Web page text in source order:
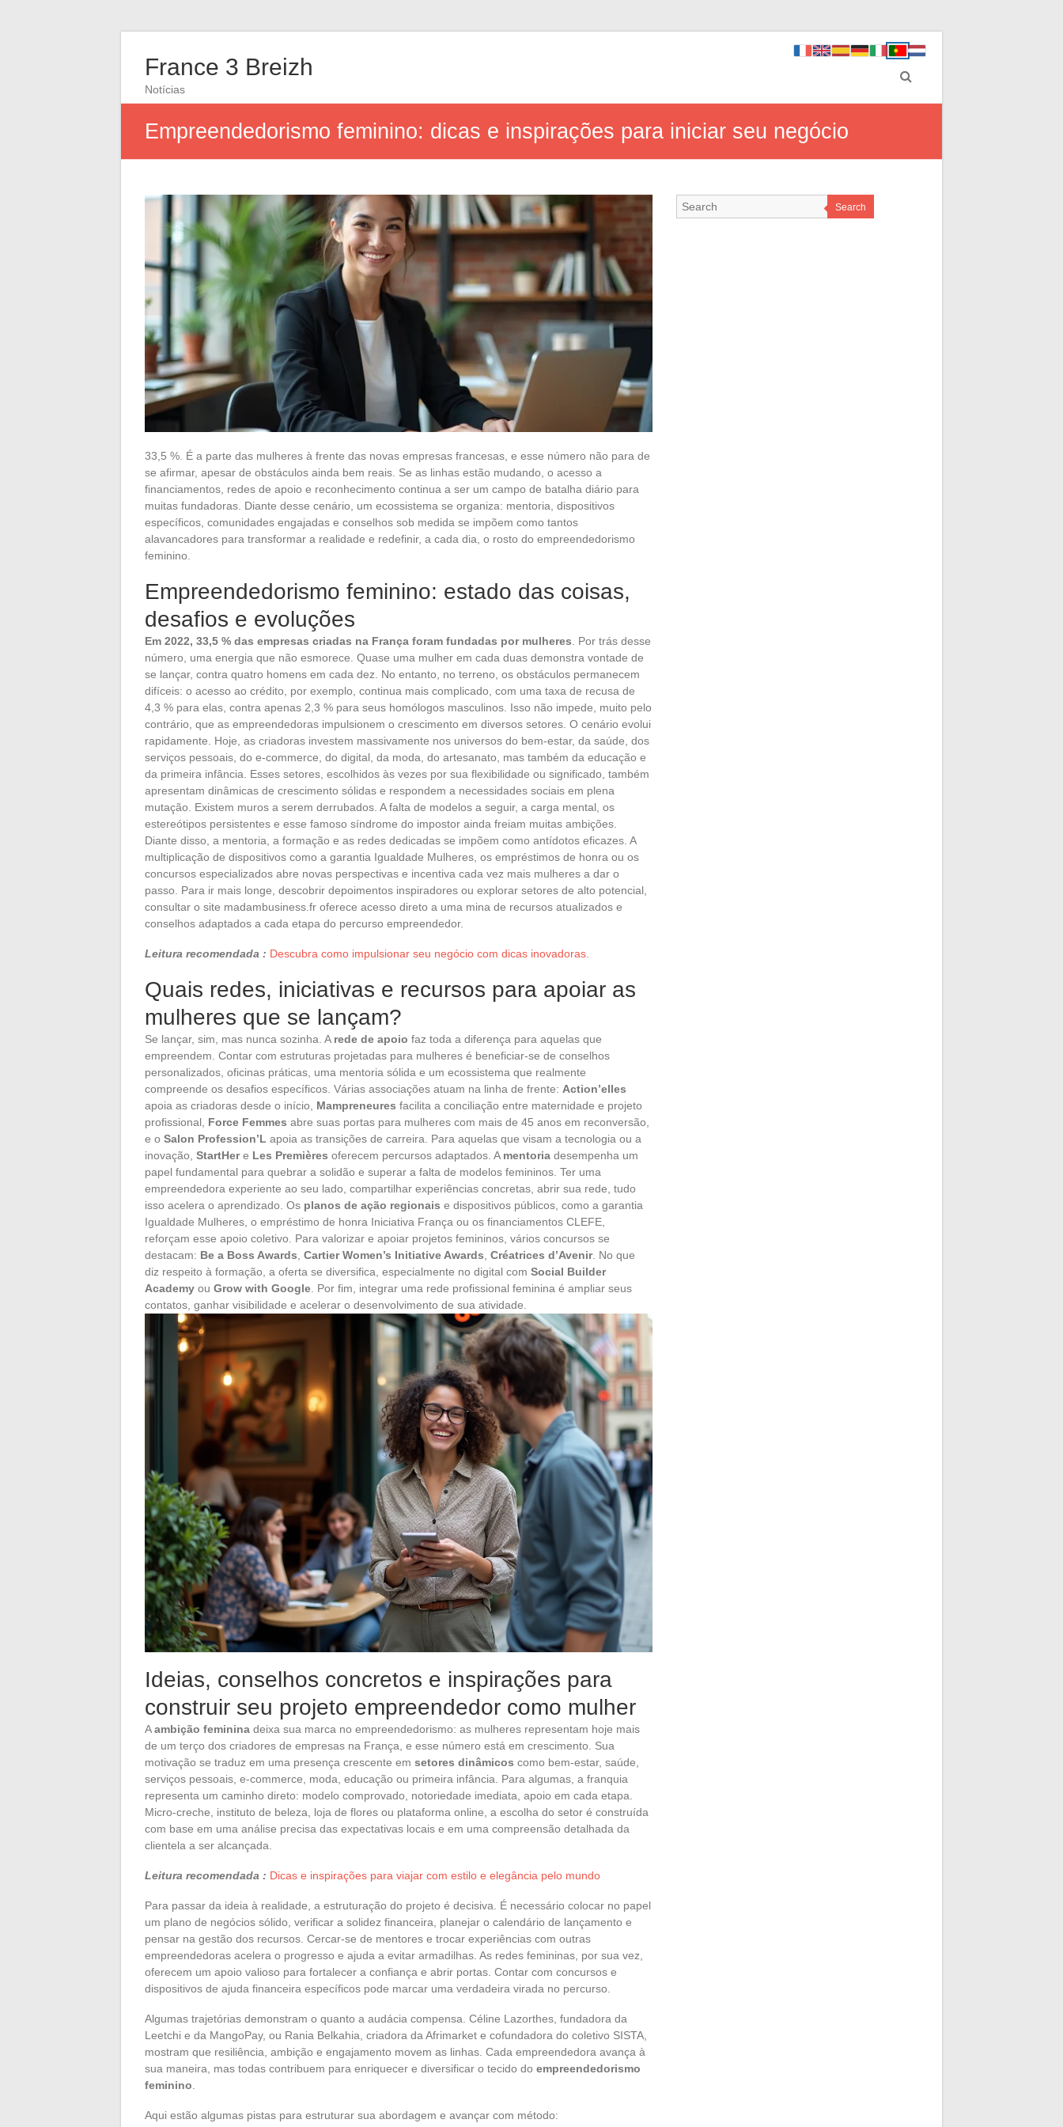
France 3 Breizh
Notícias
Empreendedorismo feminino: dicas e inspirações para iniciar seu negócio
33,5 %. É a parte das mulheres à frente das novas empresas francesas, e esse número não para de
se afirmar, apesar de obstáculos ainda bem reais. Se as linhas estão mudando, o acesso a
financiamentos, redes de apoio e reconhecimento continua a ser um campo de batalha diário para
muitas fundadoras. Diante desse cenário, um ecossistema se organiza: mentoria, dispositivos
específicos, comunidades engajadas e conselhos sob medida se impõem como tantos
alavancadores para transformar a realidade e redefinir, a cada dia, o rosto do empreendedorismo
feminino.
Empreendedorismo feminino: estado das coisas,
desafios e evoluções
Em 2022, 33,5 % das empresas criadas na França foram fundadas por mulheres . Por trás desse
número, uma energia que não esmorece. Quase uma mulher em cada duas demonstra vontade de
se lançar, contra quatro homens em cada dez. No entanto, no terreno, os obstáculos permanecem
difíceis: o acesso ao crédito, por exemplo, continua mais complicado, com uma taxa de recusa de
4,3 % para elas, contra apenas 2,3 % para seus homólogos masculinos. Isso não impede, muito pelo
contrário, que as empreendedoras impulsionem o crescimento em diversos setores. O cenário evolui
rapidamente. Hoje, as criadoras investem massivamente nos universos do bem-estar, da saúde, dos
serviços pessoais, do e-commerce, do digital, da moda, do artesanato, mas também da educação e
da primeira infância. Esses setores, escolhidos às vezes por sua flexibilidade ou significado, também
apresentam dinâmicas de crescimento sólidas e respondem a necessidades sociais em plena
mutação. Existem muros a serem derrubados. A falta de modelos a seguir, a carga mental, os
estereótipos persistentes e esse famoso síndrome do impostor ainda freiam muitas ambições.
Diante disso, a mentoria, a formação e as redes dedicadas se impõem como antídotos eficazes. A
multiplicação de dispositivos como a garantia Igualdade Mulheres, os empréstimos de honra ou os
concursos especializados abre novas perspectivas e incentiva cada vez mais mulheres a dar o
passo. Para ir mais longe, descobrir depoimentos inspiradores ou explorar setores de alto potencial,
consultar o site madambusiness.fr oferece acesso direto a uma mina de recursos atualizados e
conselhos adaptados a cada etapa do percurso empreendedor.
Leitura recomendada : Descubra como impulsionar seu negócio com dicas inovadoras.
Quais redes, iniciativas e recursos para apoiar as
mulheres que se lançam?
Se lançar, sim, mas nunca sozinha. A rede de apoio faz toda a diferença para aquelas que
empreendem. Contar com estruturas projetadas para mulheres é beneficiar-se de conselhos
personalizados, oficinas práticas, uma mentoria sólida e um ecossistema que realmente
compreende os desafios específicos. Várias associações atuam na linha de frente: Action’elles
apoia as criadoras desde o início, Mampreneures facilita a conciliação entre maternidade e projeto
profissional, Force Femmes abre suas portas para mulheres com mais de 45 anos em reconversão,
e o Salon Profession’L apoia as transições de carreira. Para aquelas que visam a tecnologia ou a
inovação, StartHere Les Premières oferecem percursos adaptados. A mentoria desempenha um
papel fundamental para quebrar a solidão e superar a falta de modelos femininos. Ter uma
empreendedora experiente ao seu lado, compartilhar experiências concretas, abrir sua rede, tudo
isso acelera o aprendizado. Os planos de ação regionais e dispositivos públicos, como a garantia
Igualdade Mulheres, o empréstimo de honra Iniciativa França ou os financiamentos CLEFE,
reforçam esse apoio coletivo. Para valorizar e apoiar projetos femininos, vários concursos se
destacam: Be a Boss Awards Cartier Women’s Initiative Awards Créatrices d’Avenir. No que
diz respeito à formação, a oferta se diversifica, especialmente no digital com Social Builder
Academy ou Grow with Google . Por fim, integrar uma rede profissional feminina é ampliar seus
contatos, ganhar visibilidade e acelerar o desenvolvimento de sua atividade.
Ideias, conselhos concretos e inspirações para
construir seu projeto empreendedor como mulher
Aambição feminina deixa sua marca no empreendedorismo: as mulheres representam hoje mais
de um terço dos criadores de empresas na França, e esse número está em crescimento. Sua
motivação se traduz em uma presença crescente em setores dinâmicos como bem-estar, saúde,
serviços pessoais, e-commerce, moda, educação ou primeira infância. Para algumas, a franquia
representa um caminho direto: modelo comprovado, notoriedade imediata, apoio em cada etapa.
Micro-creche, instituto de beleza, loja de flores ou plataforma online, a escolha do setor é construída
com base em uma análise precisa das expectativas locais e em uma compreensão detalhada da
clientela a ser alcançada.
Leitura recomendada : Dicas e inspirações para viajar com estilo e elegância pelo mundo
Para passar da ideia à realidade, a estruturação do projeto é decisiva. É necessário colocar no papel
um plano de negócios sólido, verificar a solidez financeira, planejar o calendário de lançamento e
pensar na gestão dos recursos. Cercar-se de mentores e trocar experiências com outras
empreendedoras acelera o progresso e ajuda a evitar armadilhas. As redes femininas, por sua vez,
oferecem um apoio valioso para fortalecer a confiança e abrir portas. Contar com concursos e
dispositivos de ajuda financeira específicos pode marcar uma verdadeira virada no percurso.
Algumas trajetórias demonstram o quanto a audácia compensa. Céline Lazorthes, fundadora da
Leetchi e da MangoPay, ou Rania Belkahia, criadora da Afrimarket e cofundadora do coletivo SISTA,
mostram que resiliência, ambição e engajamento movem as linhas. Cada empreendedora avança à
sua maneira, mas todas contribuem para enriquecer e diversificar o tecido do empreendedorismo
feminino
Aqui estão algumas pistas para estruturar sua abordagem e avançar com método:
Search